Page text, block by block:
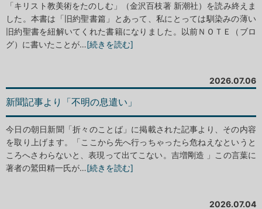
「キリスト教美術をたのしむ」（金沢百枝著 新潮社）を読み終えま
した。本書は「旧約聖書篇」とあって、私にとっては馴染みの薄い
旧約聖書を紐解いてくれた書籍になりました。以前ＮＯＴＥ（ブロ
グ）に書いたことが…[続きを読む]
2026.07.06
新聞記事より「不明の息遣い」
今日の朝日新聞「折々のことば」に掲載された記事より、その内容
を取り上げます。「ここから先へ行っちゃったら危ねえなというと
ころへさわらないと、表現って出てこない。吉増剛造 」この言葉に
著者の鷲田精一氏が…[続きを読む]
2026.07.04